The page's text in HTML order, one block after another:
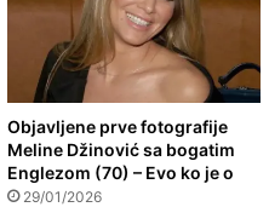
Objavljene prve fotografije
Meline Džinović sa bogatim
Englezom (70) – Evo ko je o
29/01/2026